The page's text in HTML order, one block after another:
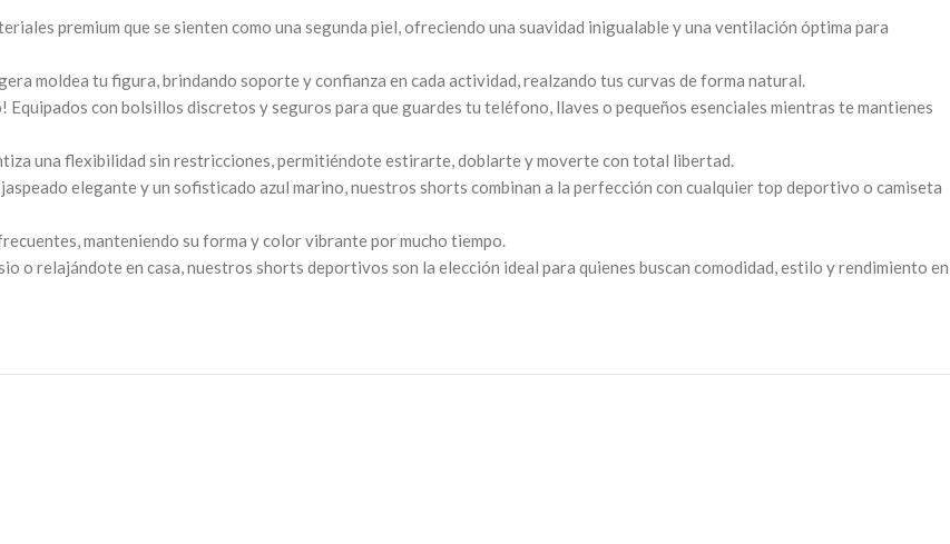
premium que se sienten como una segunda piel, ofreciendo una suavidad inigualable y una ventilación óptima para
moldea tu figura, brindando soporte y confianza en cada actividad, realzando tus curvas de forma natural.
con bolsillos discretos y seguros para que guardes tu teléfono, llaves o pequeños esenciales mientras te mantienes
una flexibilidad sin restricciones, permitiéndote estirarte, doblarte y moverte con total libertad.
elegante y un sofisticado azul marino, nuestros shorts combinan a la perfección con cualquier top deportivo o camiseta
manteniendo su forma y color vibrante por mucho tiempo.
o relajándote en casa, nuestros shorts deportivos son la elección ideal para quienes buscan comodidad, estilo y rendimiento en